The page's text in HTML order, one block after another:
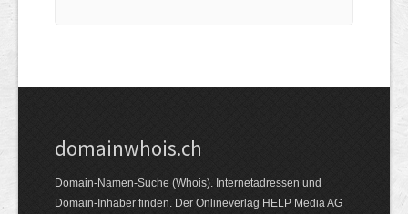
domainwhois.ch
Domain-Namen-Suche (Whois). Internet­adressen und
Domain-Inhaber finden. Der Online­verlag HELP Media AG